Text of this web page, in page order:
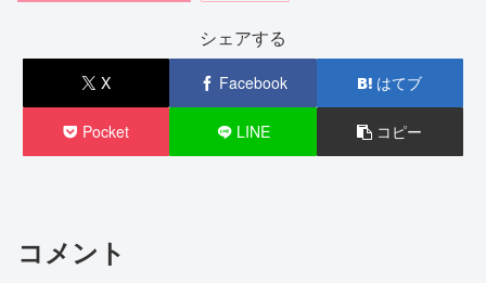
シェアする
X Facebook はてブ
Pocket LINE コピー
コメント